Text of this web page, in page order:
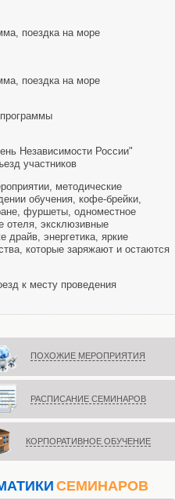
поездка на море
поездка на море
Независимости России"
участников
методические
обучения, кофе-брейки,
фуршеты, одноместное
отеля, эксклюзивные
драйв, энергетика, яркие
которые заряжают и остаются
к месту проведения
ПОХОЖИЕ МЕРОПРИЯТИЯ
РАСПИСАНИЕ СЕМИНАРОВ
КОРПОРАТИВНОЕ ОБУЧЕНИЕ
СЕМИНАРОВ